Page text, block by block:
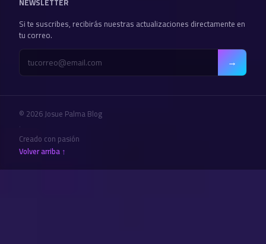
Si te suscribes, recibirás nuestras actualizaciones directamente en
tu correo.
→
© 2026 Josue Palma Blog
·
Creado con pasión
Volver arriba ↑